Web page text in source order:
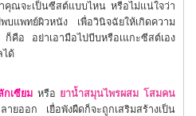
คุณจะเป็นซีสต์แบบไหน หรือไม่แน่ใจว่า
บแพทย์ผิวหนัง เพื่อวินิจฉัยให้เกิดความ
คือ อย่าเอามือไปบีบหรือเแกะซีสต์เอง
ได้
กเซียม หรือ ยาน้ำสมุนไพรผสม โสมคน
ยออก เยื่อพังผืดก็จะถูกเสริมสร้างเป็น